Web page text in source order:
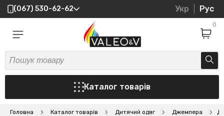
(067) 530-62-62 Укр Рус
0
Каталог товарів
Головна Каталог товарів Дитячий одяг Джемпера